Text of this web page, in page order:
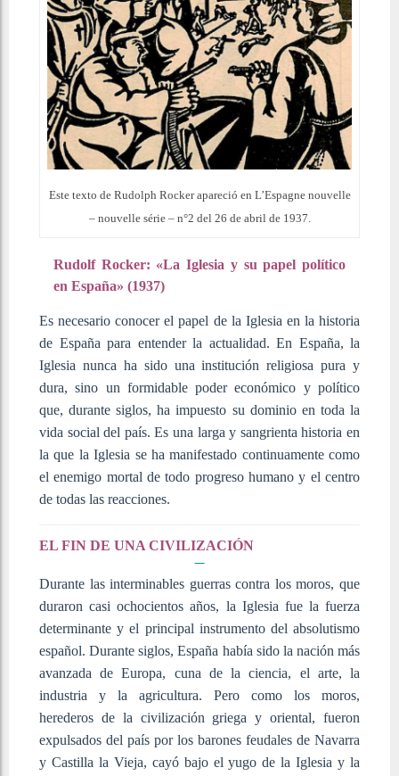
Este texto de Rudolph Rocker apareció en L’Espagne nouvelle
– nouvelle série – n°2 del 26 de abril de 1937.
Rudolf Rocker: «La Iglesia y su papel político
en España» (1937)
Es necesario conocer el papel de la Iglesia en la historia
de España para entender la actualidad. En España, la
Iglesia nunca ha sido una institución religiosa pura y
dura, sino un formidable poder económico y político
que, durante siglos, ha impuesto su dominio en toda la
vida social del país. Es una larga y sangrienta historia en
la que la Iglesia se ha manifestado continuamente como
el enemigo mortal de todo progreso humano y el centro
de todas las reacciones.
EL FIN DE UNA CIVILIZACIÓN
Durante las interminables guerras contra los moros, que
duraron casi ochocientos años, la Iglesia fue la fuerza
determinante y el principal instrumento del absolutismo
español. Durante siglos, España había sido la nación más
avanzada de Europa, cuna de la ciencia, el arte, la
industria y la agricultura. Pero como los moros,
herederos de la civilización griega y oriental, fueron
expulsados del país por los barones feudales de Navarra
y Castilla la Vieja, cayó bajo el yugo de la Iglesia y la